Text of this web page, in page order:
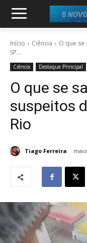
Início Ciência
O que se
SP...
Ciência Destaque Principal
O que se
suspeitos
Rio
Tiago Ferreira